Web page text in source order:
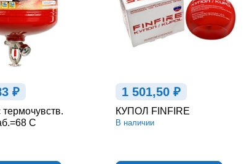
₽
С
1 501,50 ₽
КУПОЛ FINFIRE
В наличии